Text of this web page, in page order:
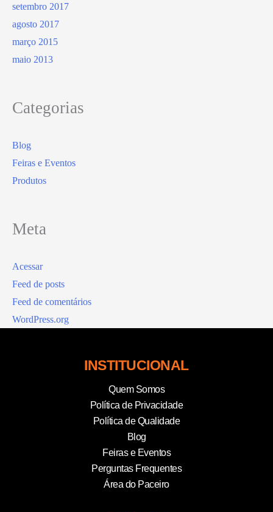
setembro 2017
agosto 2017
março 2015
maio 2013
Categorias
Blog
Feiras e Eventos
Produtos
Meta
Acessar
Feed de posts
Feed de comentários
WordPress.org
INSTITUCIONAL
Quem Somos
Política de Privacidade
Política de Qualidade
Blog
Feiras e Eventos
Perguntas Frequentes
Área do Paceiro